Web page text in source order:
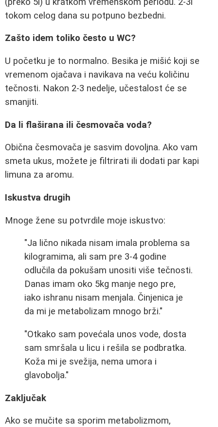
tokom celog dana su potpuno bezbedni.
Zašto idem toliko često u WC?
U početku je to normalno. Besika je mišić koji se
vremenom ojačava i navikava na veću količinu
tečnosti. Nakon 2-3 nedelje, učestalost će se
smanjiti.
Da li flaširana ili česmovača voda?
Obična česmovača je sasvim dovoljna. Ako vam
smeta ukus, možete je filtrirati ili dodati par kapi
limuna za aromu.
Iskustva drugih
Mnoge žene su potvrdile moje iskustvo:
"Ja lično nikada nisam imala problema sa
kilogramima, ali sam pre 3-4 godine
odlučila da pokušam unositi više tečnosti.
Danas imam oko 5kg manje nego pre,
iako ishranu nisam menjala. Činjenica je
da mi je metabolizam mnogo brži."
"Otkako sam povećala unos vode, dosta
sam smršala u licu i rešila se podbratka.
Koža mi je svežija, nema umora i
glavobolja."
Zaključak
Ako se mučite sa sporim metabolizmom,